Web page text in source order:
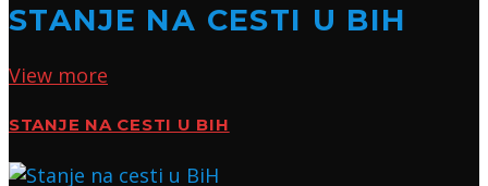
STANJE NA CESTI U BIH
View more
STANJE NA CESTI U BIH